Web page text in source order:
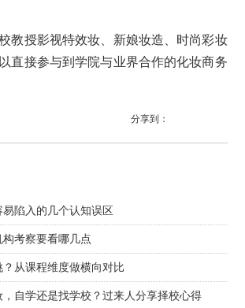
教授影视特效妆、新娘妆造、时尚彩妆
直接参与到学院与业界合作的化妆商务
分享到：
陷入的几个认知误区
考察要看哪几点
从课程维度做横向对比
自学还是找学校？过来人分享择校心得